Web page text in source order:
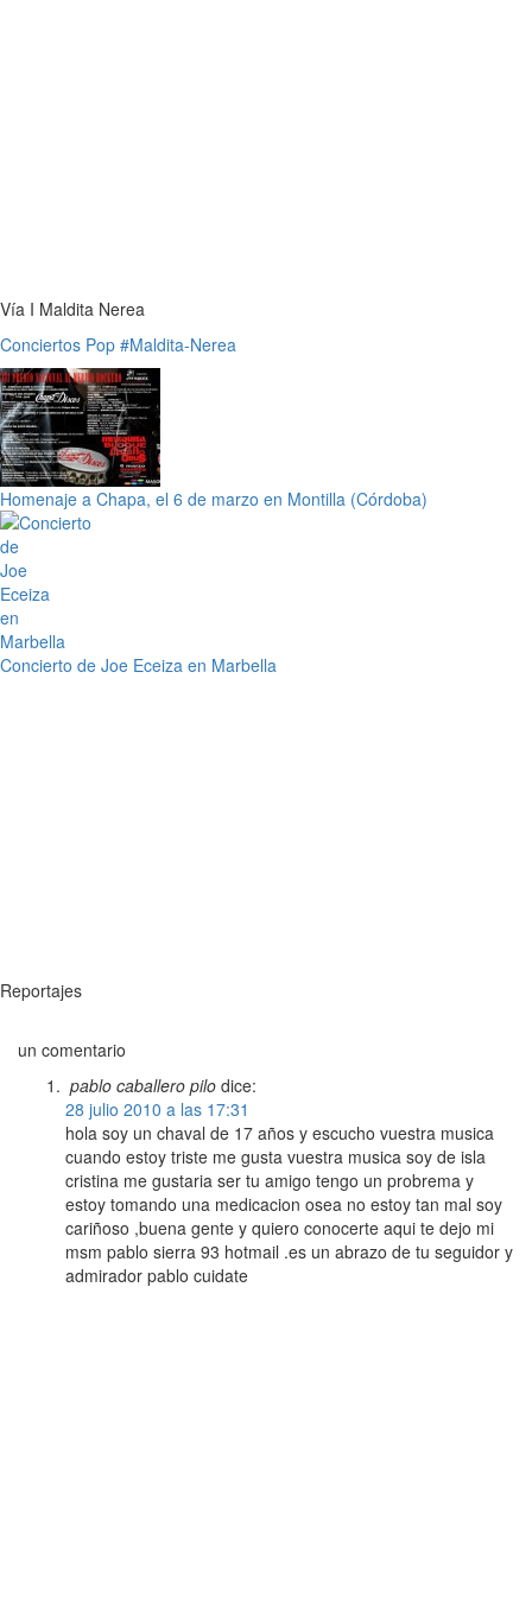
Vía I Maldita Nerea
Conciertos Pop #Maldita-Nerea
Homenaje a Chapa, el 6 de marzo en Montilla (Córdoba)
Concierto de Joe Eceiza en Marbella
Reportajes
un comentario
pablo caballero pilo dice:
28 julio 2010 a las 17:31
hola soy un chaval de 17 años y escucho vuestra musica
cuando estoy triste me gusta vuestra musica soy de isla
cristina me gustaria ser tu amigo tengo un probrema y
estoy tomando una medicacion osea no estoy tan mal soy
cariñoso ,buena gente y quiero conocerte aqui te dejo mi
msm pablo sierra 93 hotmail .es un abrazo de tu seguidor y
admirador pablo cuidate